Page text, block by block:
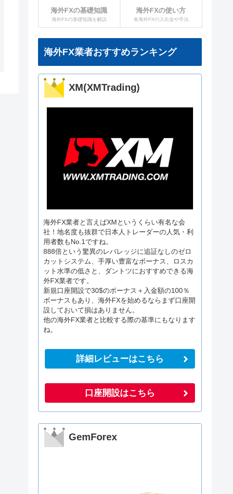
海外FXの基礎知識
海外FXの基礎知識を解説
海外FXの使い方
各海外FXの入出金や手法
海外FX業者おすすめランキング
XM(XMTrading)
海外FX業者と言えばXMというくらい有名な会
社！地名度も抜群で日本人トレーダーの人気・利
用者数もNo.1ですね。
888倍という驚異のレバレッジに追証なしのゼロ
カットシステム、手厚い豊富なボーナス、ロスカ
ット水準の低さと、ダントツにおすすめできる海
外FX業者です。
新規口座開設で30$のボーナス＋入金額の100％
ボーナスもあり、海外FXを始めるならまず口座開
設しておいて損はありません。
他の海外FX業者と比較する際の基準にもなります
ね。
詳細レビューはこちら
口座開設はこちら
GemForex